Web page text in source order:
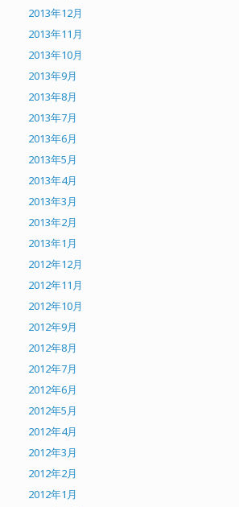
2013年12月
2013年11月
2013年10月
2013年9月
2013年8月
2013年7月
2013年6月
2013年5月
2013年4月
2013年3月
2013年2月
2013年1月
2012年12月
2012年11月
2012年10月
2012年9月
2012年8月
2012年7月
2012年6月
2012年5月
2012年4月
2012年3月
2012年2月
2012年1月